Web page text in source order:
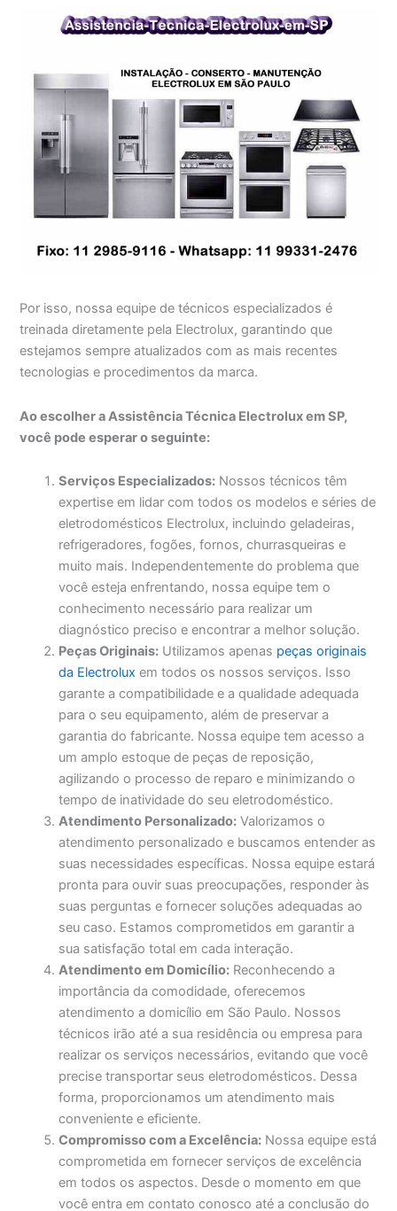
Por isso, nossa equipe de técnicos especializados é
treinada diretamente pela Electrolux, garantindo que
estejamos sempre atualizados com as mais recentes
tecnologias e procedimentos da marca.
Ao escolher a Assistência Técnica Electrolux em SP,
você pode esperar o seguinte:
Serviços Especializados: Nossos técnicos têm
expertise em lidar com todos os modelos e séries de
eletrodomésticos Electrolux, incluindo geladeiras,
refrigeradores, fogões, fornos, churrasqueiras e
muito mais. Independentemente do problema que
você esteja enfrentando, nossa equipe tem o
conhecimento necessário para realizar um
diagnóstico preciso e encontrar a melhor solução.
Peças Originais: Utilizamos apenas peças originais
da Electrolux em todos os nossos serviços. Isso
garante a compatibilidade e a qualidade adequada
para o seu equipamento, além de preservar a
garantia do fabricante. Nossa equipe tem acesso a
um amplo estoque de peças de reposição,
agilizando o processo de reparo e minimizando o
tempo de inatividade do seu eletrodoméstico.
Atendimento Personalizado: Valorizamos o
atendimento personalizado e buscamos entender as
suas necessidades específicas. Nossa equipe estará
pronta para ouvir suas preocupações, responder às
suas perguntas e fornecer soluções adequadas ao
seu caso. Estamos comprometidos em garantir a
sua satisfação total em cada interação.
Atendimento em Domicílio: Reconhecendo a
importância da comodidade, oferecemos
atendimento a domicílio em São Paulo. Nossos
técnicos irão até a sua residência ou empresa para
realizar os serviços necessários, evitando que você
precise transportar seus eletrodomésticos. Dessa
forma, proporcionamos um atendimento mais
conveniente e eficiente.
Compromisso com a Excelência: Nossa equipe está
comprometida em fornecer serviços de excelência
em todos os aspectos. Desde o momento em que
você entra em contato conosco até a conclusão do